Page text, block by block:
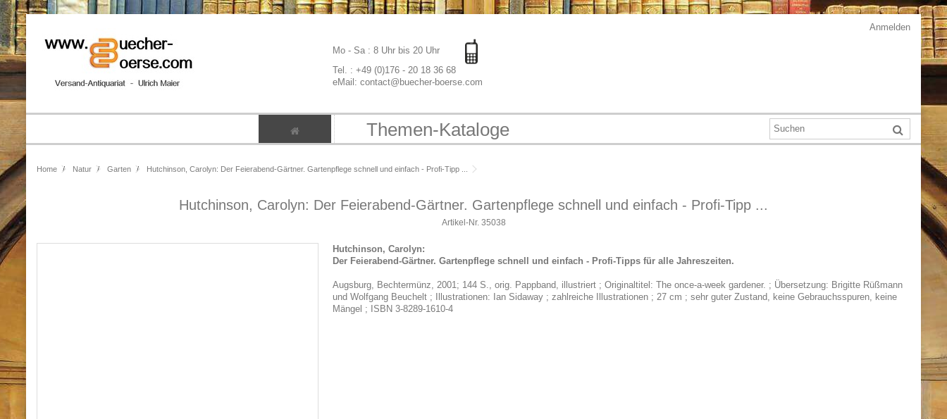
Mo - Sa : 8 Uhr bis 20 Uhr
Tel. : +49 (0)176 - 20 18 36 68
eMail: contact@buecher-boerse.com
Anmelden
Themen-Kataloge
Home Natur Garten Hutchinson, Carolyn: Der Feierabend-Gärtner. Gartenpflege schnell und einfach - Profi-Tipp ...
Hutchinson, Carolyn: Der Feierabend-Gärtner. Gartenpflege schnell und einfach - Profi-Tipp ...
Artikel-Nr. 35038
Hutchinson, Carolyn:
Der Feierabend-Gärtner. Gartenpflege schnell und einfach - Profi-Tipps für alle Jahreszeiten.
Augsburg, Bechtermünz, 2001; 144 S., orig. Pappband, illustriert ; Originaltitel: The once-a-week gardener. ; Übersetzung: Brigitte Rüßmann
und Wolfgang Beuchelt ; Illustrationen: Ian Sidaway ; zahlreiche Illustrationen ; 27 cm ; sehr guter Zustand, keine Gebrauchsspuren, keine
Mängel ; ISBN 3-8289-1610-4